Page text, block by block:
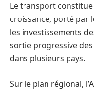
Le transport
croissance, porté par
les investissements
sortie progressive
dans plusieurs pays.
Sur le plan régional,